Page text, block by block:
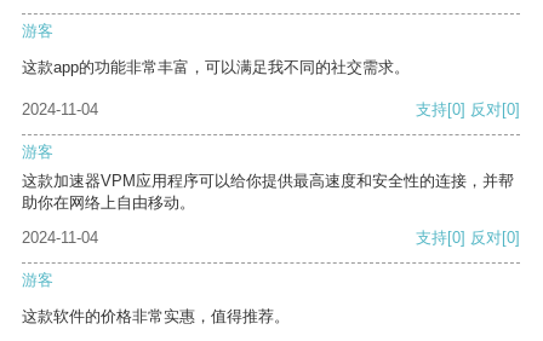
游客
这款app的功能非常丰富，可以满足我不同的社交需求。
2024-11-04 支持[0] 反对[0]
游客
这款加速器VPM应用程序可以给你提供最高速度和安全性的连接，并帮
助你在网络上自由移动。
2024-11-04
支持[0] 反对[0]
游客
这款软件的价格非常实惠，值得推荐。